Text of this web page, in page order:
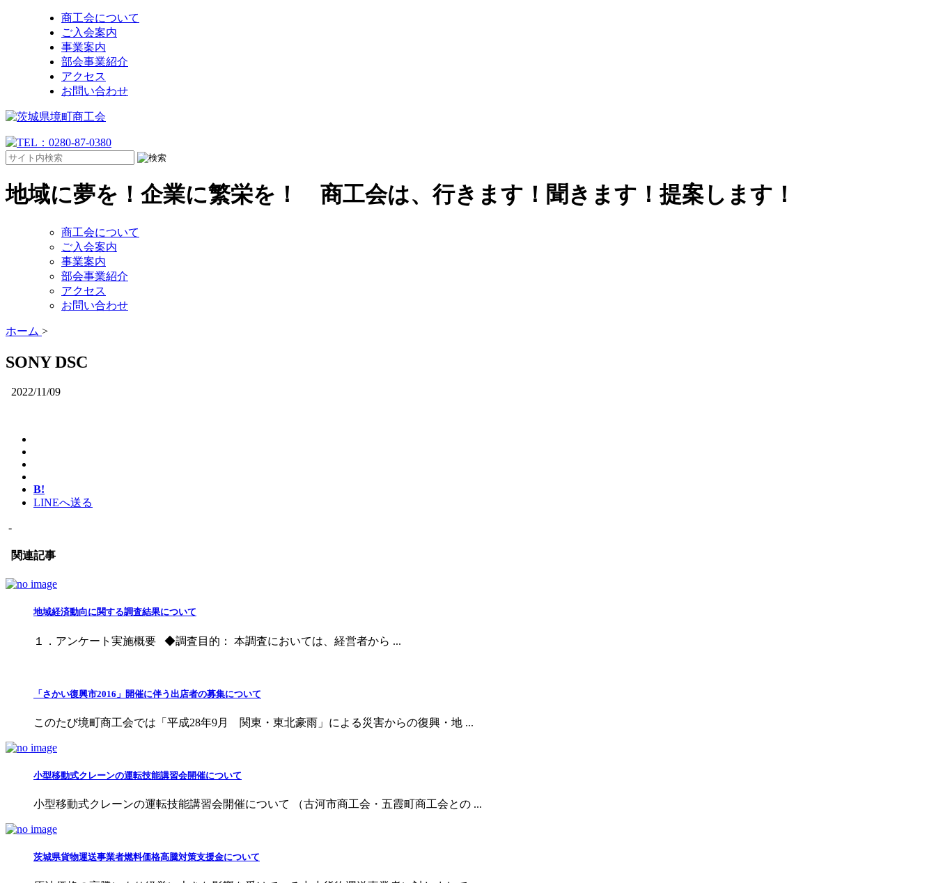
商工会について
ご入会案内
事業案内
部会事業紹介
アクセス
お問い合わせ
地域に夢を！企業に繁栄を！ 商工会は、行きます！聞きます！提案します！
商工会について
ご入会案内
事業案内
部会事業紹介
アクセス
お問い合わせ
ホーム >
SONY DSC
2022/11/09
B!
LINEへ送る
-
関連記事
地域経済動向に関する調査結果について
１．アンケート実施概要 ◆調査目的： 本調査においては、経営者から ...
「さかい復興市2016」開催に伴う出店者の募集について
このたび境町商工会では「平成28年9月 関東・東北豪雨」による災害からの復興・地 ...
小型移動式クレーンの運転技能講習会開催について
小型移動式クレーンの運転技能講習会開催について （古河市商工会・五霞町商工会との ...
茨城県貨物運送事業者燃料価格高騰対策支援金について